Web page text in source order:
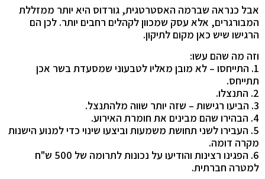
אבל כנראה שברמה האסטרטגית, גורדוס היא יותר ממזללת
המבורגרים, אלא עסק שמכוון לקהלים רחבים יותר. לכן הם
הרגישו שיש כאן מקום לתיקון.
וזה מה שהם עשו:
1. התייחסו – לא מובן מאליו לטבעוני שמסעדת בשר אכן
תתייחס.
2. התנצלו.
3. הביעו רגישות – שזה יותר שווה מלהתנצל.
4. הבהירו שהם מבינים את חומרת האירוע.
5. העבירו לשני תחושת משמעות וביצעו שינוי כדי למנוע הישנות
מקרה דומה.
6. הפגינו רצינות והודיעו על נכונות לתרומה של 500 ש"ח
למטרה חברתית.